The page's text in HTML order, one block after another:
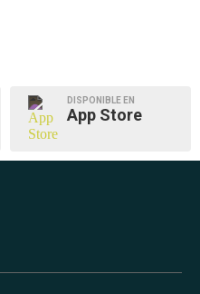
DISPONIBLE EN
App Store